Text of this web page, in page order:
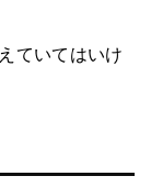
ていてはいけ